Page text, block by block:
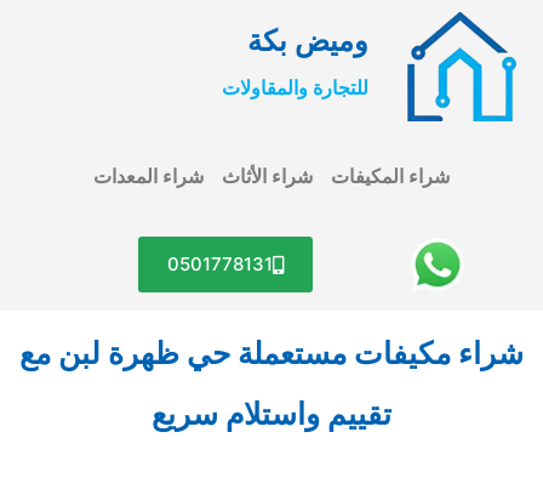
وميض بكة
للتجارة والمقاولات
شراء المكيفات شراء الأثاث شراء المعدات
0501778131
شراء مكيفات مستعملة حي ظهرة لبن مع
تقييم واستلام سريع